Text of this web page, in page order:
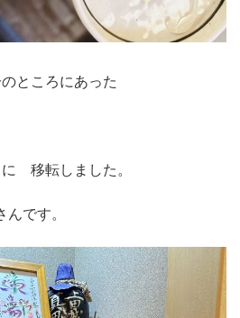
ところにあった
移転しました。
んです。